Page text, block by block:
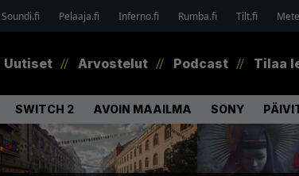
Soundi.fi Pelaaja.fi Inferno.fi Rumba.fi Tilt.fi
Uutiset Arvostelut Podcast Tilaa
SWITCH 2 AVOIN MAAILMA SONY